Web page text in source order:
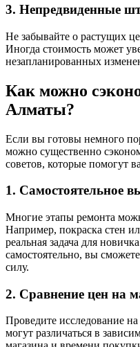
3. Непредвиденные
Не забывайте о растущих
Иногда стоимость может
незапланированных
Как можно
Алматы?
Если вы готовы немного
можно существенно
советов, которые помогут
1. Самостоятельное
Многие этапы ремонта
Например, покраска стен
реальная задача для
самостоятельно, вы
силу.
2. Сравнение цен на
Проведите исследование
могут различаться в